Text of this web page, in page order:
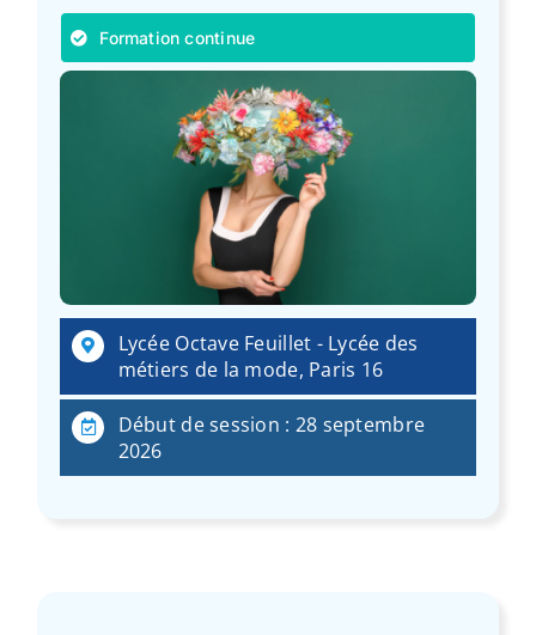
Validation des acquis – VAE
Notre Réseau
Actualités
Contact
Recherche
Formation continue
Lycée Octave Feuillet - Lycée des
métiers de la mode, Paris 16
Début de session : 28 septembre
2026